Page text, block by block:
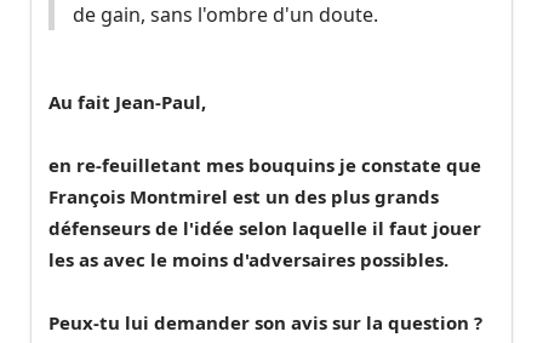
de gain, sans l'ombre d'un doute.
Au fait Jean-Paul,
en re-feuilletant mes bouquins je constate que
François Montmirel est un des plus grands
défenseurs de l'idée selon laquelle il faut jouer
les as avec le moins d'adversaires possibles.
Peux-tu lui demander son avis sur la question ?